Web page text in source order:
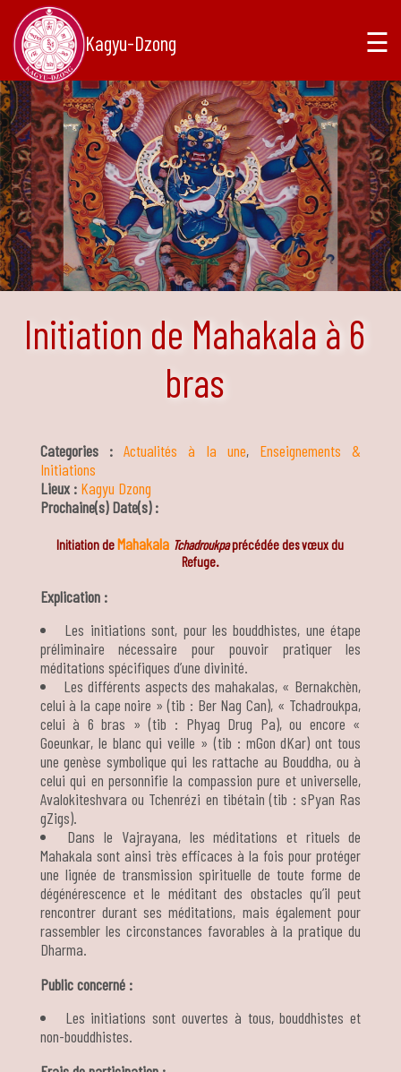
Kagyu-Dzong ☰
Initiation de Mahakala à 6
bras
Categories :Actualités à la une, Enseignements &
Initiations
Lieux : Kagyu Dzong
Prochaine(s) Date(s) :
Initiation deMahakala Tchadroukpaprécédée des vœux du
Refuge.
Explication :
Les initiations sont, pour les bouddhistes, une étape
préliminaire nécessaire pour pouvoir pratiquer les
méditations spécifiques d’une divinité.
Les différents aspects des mahakalas, « Bernakchèn,
celui à la cape noire » (tib : Ber Nag Can), « Tchadroukpa,
celui à 6 bras » (tib : Phyag Drug Pa), ou encore «
Goeunkar, le blanc qui veille » (tib : mGon dKar) ont tous
une genèse symbolique qui les rattache au Bouddha, ou à
celui qui en personnifie la compassion pure et universelle,
Avalokiteshvara ou Tchenrézi en tibétain (tib : sPyan Ras
gZigs).
Dans le Vajrayana, les méditations et rituels de
Mahakala sont ainsi très efficaces à la fois pour protéger
une lignée de transmission spirituelle de toute forme de
dégénérescence et le méditant des obstacles qu’il peut
rencontrer durant ses méditations, mais également pour
rassembler les circonstances favorables à la pratique du
Dharma.
Public concerné :
Les initiations sont ouvertes à tous, bouddhistes et
non-bouddhistes.